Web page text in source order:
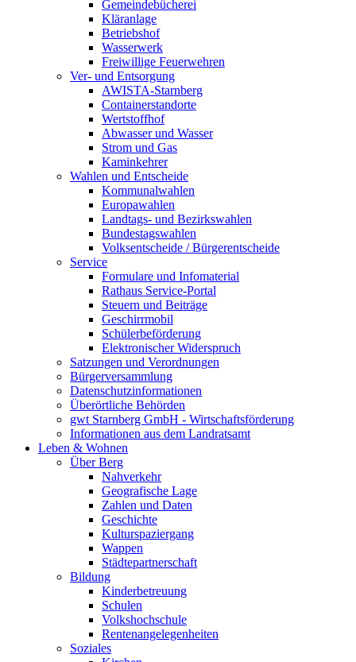
Gemeindebücherei
Kläranlage
Betriebshof
Wasserwerk
Freiwillige Feuerwehren
Ver- und Entsorgung
AWISTA-Starnberg
Containerstandorte
Wertstoffhof
Abwasser und Wasser
Strom und Gas
Kaminkehrer
Wahlen und Entscheide
Kommunalwahlen
Europawahlen
Landtags- und Bezirkswahlen
Bundestagswahlen
Volksentscheide / Bürgerentscheide
Service
Formulare und Infomaterial
Rathaus Service-Portal
Steuern und Beiträge
Geschirrmobil
Schülerbeförderung
Elektronischer Widerspruch
Satzungen und Verordnungen
Bürgerversammlung
Datenschutzinformationen
Überörtliche Behörden
gwt Starnberg GmbH - Wirtschaftsförderung
Informationen aus dem Landratsamt
Leben & Wohnen
Über Berg
Nahverkehr
Geografische Lage
Zahlen und Daten
Geschichte
Kulturspaziergang
Wappen
Städtepartnerschaft
Bildung
Kinderbetreuung
Schulen
Volkshochschule
Rentenangelegenheiten
Soziales